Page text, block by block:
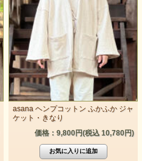
asana ヘンプコットン ふかふか ジャ
ケット・きなり
価格：9,800円(税込 10,780円)